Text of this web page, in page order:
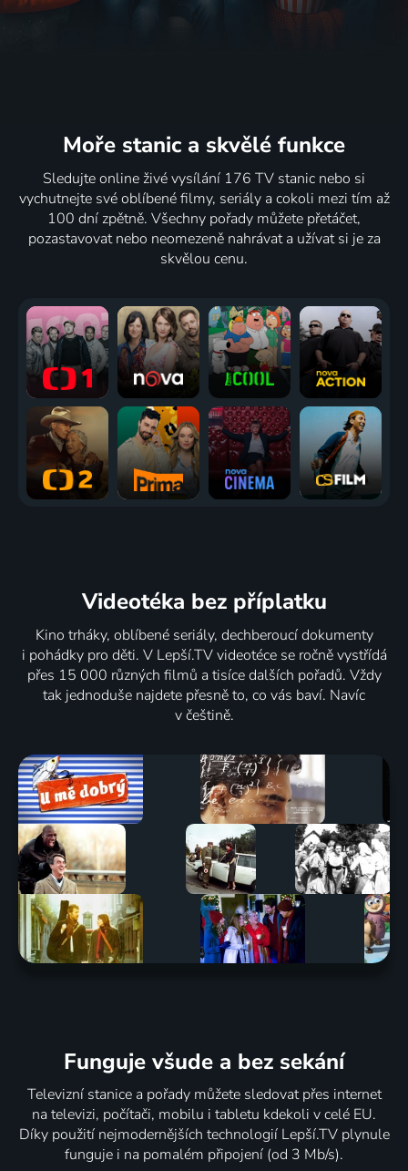
Moře stanic a skvělé funkce
Sledujte online živé vysílání 176 TV stanic nebo si
vychutnejte své oblíbené filmy, seriály a cokoli mezi tím až
100 dní zpětně. Všechny pořady můžete přetáčet,
pozastavovat nebo neomezeně nahrávat a užívat si je za
skvělou cenu.
Videotéka bez příplatku
Kino trháky, oblíbené seriály, dechberoucí dokumenty
i pohádky pro děti. V Lepší.TV videotéce se ročně vystřídá
přes 15 000 různých filmů a tisíce dalších pořadů. Vždy
tak jednoduše najdete přesně to, co vás baví. Navíc
v češtině.
Funguje všude a bez sekání
Televizní stanice a pořady můžete sledovat přes internet
na televizi, počítači, mobilu i tabletu kdekoli v celé EU.
Díky použití nejmodernějších technologií Lepší.TV plynule
funguje i na pomalém připojení (od 3 Mb/s).